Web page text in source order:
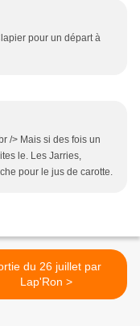
pour un départ à
/> Mais si des fois un
le. Les Jarries,
pour le jus de carotte.
du 26 juillet par
Lap'Ron >